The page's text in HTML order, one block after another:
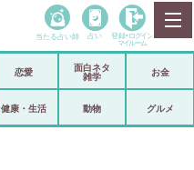
政治
当たる占い師 占い 登録• ログイン
マイルーム
恋愛
面白ネタ
雑学
お金
健康・生活 動物 グルメ